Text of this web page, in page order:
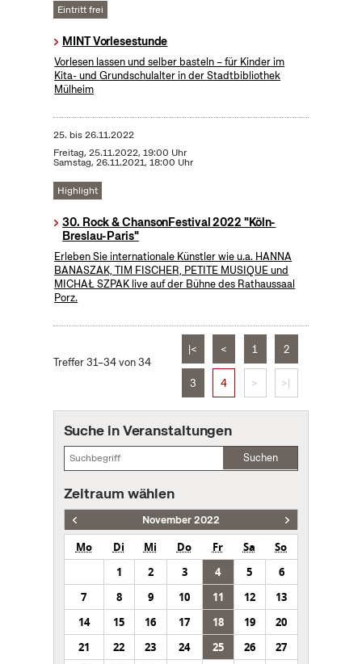
Eintritt frei
MINT Vorlesestunde
Vorlesen lassen und selber basteln – für Kinder im
Kita- und Grundschulalter in der Stadtbibliothek
Mülheim
25. bis26.11.2022
Freitag, 25.11.2022, 19:00 Uhr
Samstag, 26.11.2021, 18:00 Uhr
Highlight
30. Rock & ChansonFestival 2022 "Köln-
Breslau-Paris"
Erleben Sie internationale Künstler wie u.a. HANNA
BANASZAK, TIM FISCHER, PETITE MUSIQUE und
MICHAŁ SZPAK live auf der Bühne des Rathaussaal
Porz.
Treffer 31–34 von 34
|< < 1 2
3 4 > >|
Suche in Veranstaltungen
Suchen
Zeitraum wählen
November 2022
Mo Di Mi Do Fr Sa
So
1
2 3 4 5
6
7
8 9 10 11 12
13
14
15 16 17 18 19
20
21
22 23 24 25 26
27